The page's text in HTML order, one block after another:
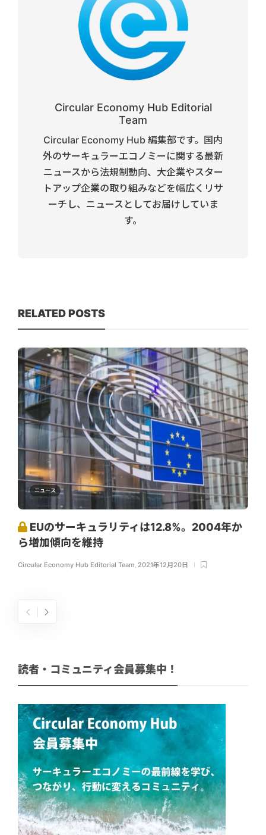
Circular Economy Hub Editorial
Team
Circular Economy Hub 編集部です。国内
外のサーキュラーエコノミーに関する最新
ニュースから法規制動向、大企業やスター
トアップ企業の取り組みなどを幅広くリサ
ーチし、ニュースとしてお届けしていま
す。
RELATED POSTS
ニュース
EUのサーキュラリティは12.8%。2004年か
ら増加傾向を維持
Circular Economy Hub Editorial Team 2021年12月20日
読者・コミュニティ会員募集中！